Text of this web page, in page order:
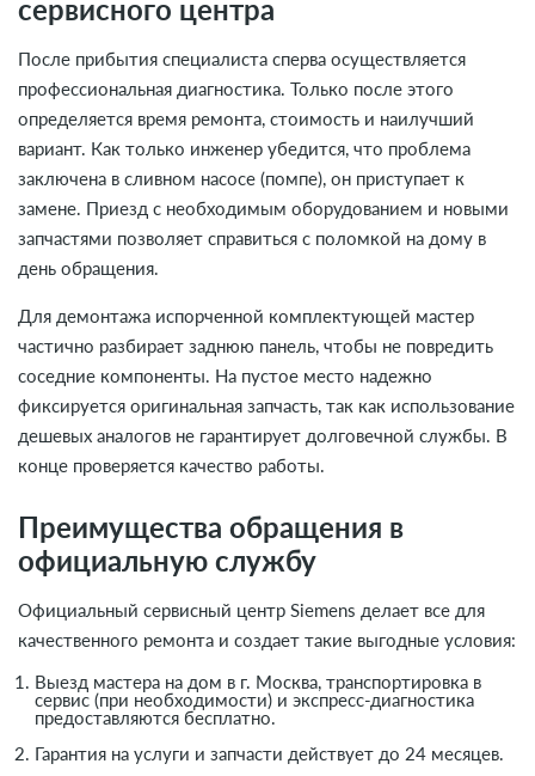
сервисного центра
После прибытия специалиста сперва осуществляется
профессиональная диагностика. Только после этого
определяется время ремонта, стоимость и наилучший
вариант. Как только инженер убедится, что проблема
заключена в сливном насосе (помпе), он приступает к
замене. Приезд с необходимым оборудованием и новыми
запчастями позволяет справиться с поломкой на дому в
день обращения.
Для демонтажа испорченной комплектующей мастер
частично разбирает заднюю панель, чтобы не повредить
соседние компоненты. На пустое место надежно
фиксируется оригинальная запчасть, так как использование
дешевых аналогов не гарантирует долговечной службы. В
конце проверяется качество работы.
Преимущества обращения в
официальную службу
Официальный сервисный центр Siemens делает все для
качественного ремонта и создает такие выгодные условия:
Выезд мастера на дом в г. Москва, транспортировка в
сервис (при необходимости) и экспресс-диагностика
предоставляются бесплатно.
Гарантия на услуги и запчасти действует до 24 месяцев.